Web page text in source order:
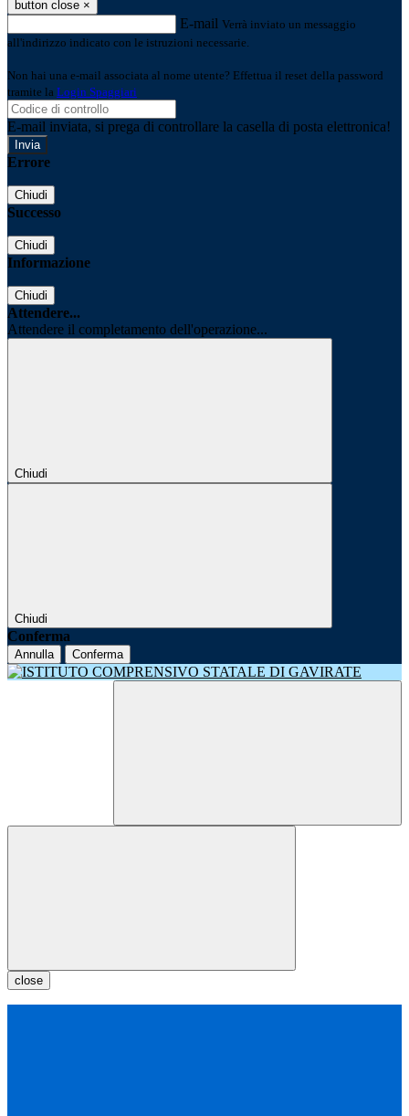
button close ×
E-mail Verrà inviato un messaggio
all'indirizzo indicato con le istruzioni necessarie.
Non hai una e-mail associata al nome utente? Effettua il reset della password
tramite la Login Spaggiari
E-mail inviata, si prega di controllare la casella di posta elettronica!
Errore
Chiudi
Successo
Chiudi
Informazione
Chiudi
Attendere...
Attendere il completamento dell'operazione...
Chiudi
Chiudi
Conferma
Annulla Conferma
close